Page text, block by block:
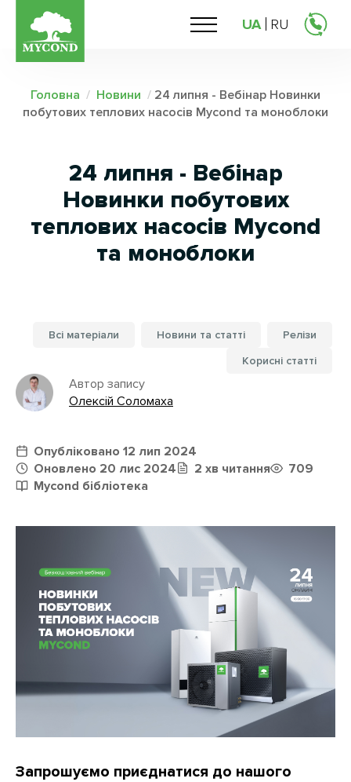
UA RU
Головна / Новини / 24 липня - Вебінар Новинки
побутових теплових насосів Mycond та моноблоки
24 липня - Вебінар
Новинки побутових
теплових насосів Mycond
та моноблоки
Всі матеріали Новини та статті
Релізи
Корисні статті
Автор запису
Олексій Соломаха
Опубліковано 12 лип 2024
Оновлено 20 лис 2024
2 хв читання
709
Mycond бібліотека
Запрошуємо приєднатися до нашого